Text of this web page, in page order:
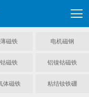
磁铁 电机磁钢
磁铁 铝镍钴磁铁
体磁铁 粘结钕铁硼